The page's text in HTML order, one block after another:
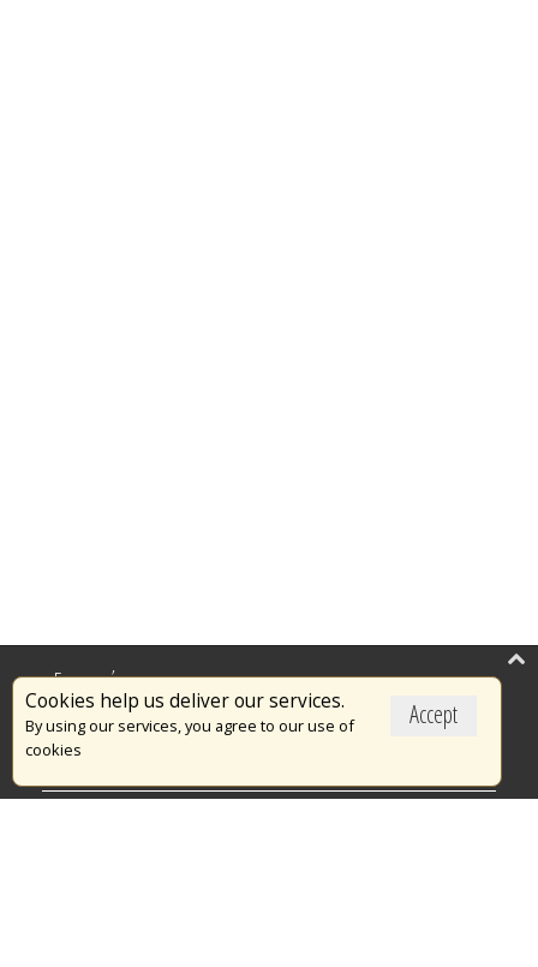
Accept
Cookies help us deliver our services.
By using our services, you agree to our use of
cookies
Επικαιρότητα
Το Πυροσβεστικό Σώμα